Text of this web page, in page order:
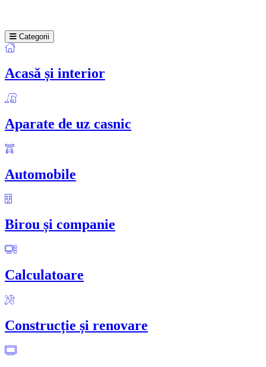
Categorii
Acasă și interior
Aparate de uz casnic
Automobile
Birou și companie
Calculatoare
Construcție și renovare